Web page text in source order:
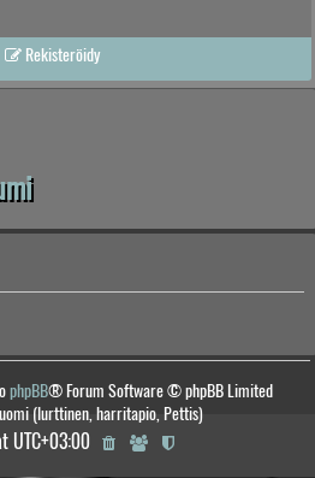
Rekisteröidy
phpBB® Forum Software © phpBB Limited
(lurttinen, harritapio, Pettis)
UTC+03:00